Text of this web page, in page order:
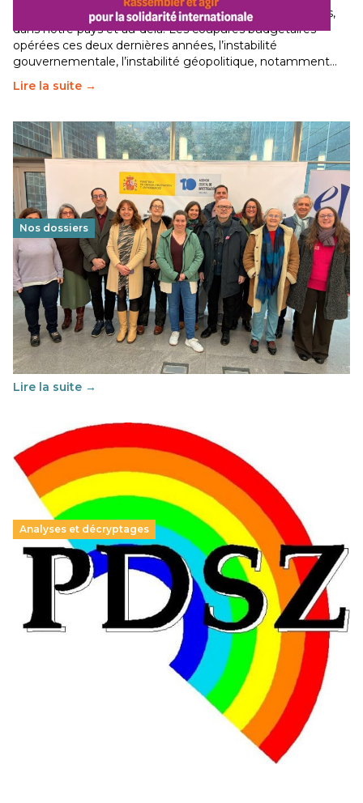
Le secteur humanitaire connaît des difficultés profondes,
dans notre pays et au-delà. Les coupures budgétaires
opérées ces deux dernières années, l’instabilité
gouvernementale, l’instabilité géopolitique, notamment…
Lire la suite →
Nos dossiers
Éducation au vivre-ensemble : un échange croisé
franco-espagnol pour changer d’approche
29 juin 2026-National
Cette année, l'UNSA Éducation a mené un projet Erasmus
soutenu par l'union Européenne et centré sur l'éducation
au vivre-ensemble : quelles différences entre la France…
Lire la suite →
Analyses et décryptages
Hongrie : du changement pour les politiques
éducatives, aussi !
25 juin 2026
En Hongrie, le conservateur Peter Magyar et son parti
Tisza "Respect et liberté" ont remporté une large victoire,
contre le premier ministre sortant, Viktor Orban,…